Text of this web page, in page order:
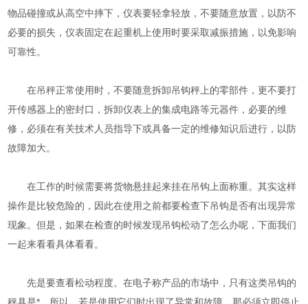
物品碰撞或从高空中摔下，仪表要轻拿轻放，不要随意放置，以防不
必要的损失，仪表固定在起重机上使用时要采取减振措施，以免影响
可靠性。
在吊秤正常使用时，不要随意拆卸吊钩秤上的零部件，更不要打
开传感器上的密封口，拆卸仪表上的集成电路等元器件，必要的维
修，必须在有关技术人员指导下或具备一定的维修知识后进行，以防
故障加大。
在工作的时候需要将货物悬挂起来挂在吊钩上面称重。其实这样
操作是比较危险的，因此在使用之前都要检查下吊钩是否有出现异常
现象。但是，如果在检查的时候发现吊钩松动了怎么办呢，下面我们
一起来看看具体看看。
先是要查看松动程度。在电子称产品的市场中，只有这类吊钩的